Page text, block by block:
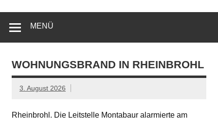
MENÜ
WOHNUNGSBRAND IN RHEINBROHL
3. August 2026
Rheinbrohl. Die Leitstelle Montabaur alarmierte am